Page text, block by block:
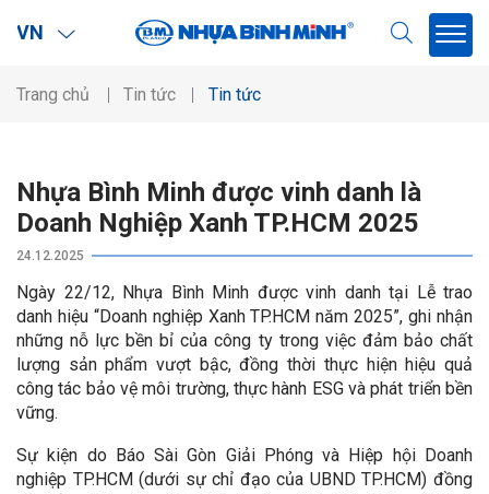
VN
Trang chủ Tin tức Tin tức
Nhựa Bình Minh được vinh danh là
Doanh Nghiệp Xanh TP.HCM 2025
24.12.2025
Ngày 22/12, Nhựa Bình Minh được vinh danh tại Lễ trao
danh hiệu “Doanh nghiệp Xanh TP.HCM năm 2025”, ghi nhận
những nỗ lực bền bỉ của công ty trong việc đảm bảo chất
lượng sản phẩm vượt bậc, đồng thời thực hiện hiệu quả
công tác bảo vệ môi trường, thực hành ESG và phát triển bền
vững.
Sự kiện do Báo Sài Gòn Giải Phóng và Hiệp hội Doanh
nghiệp TP.HCM (dưới sự chỉ đạo của UBND TP.HCM) đồng